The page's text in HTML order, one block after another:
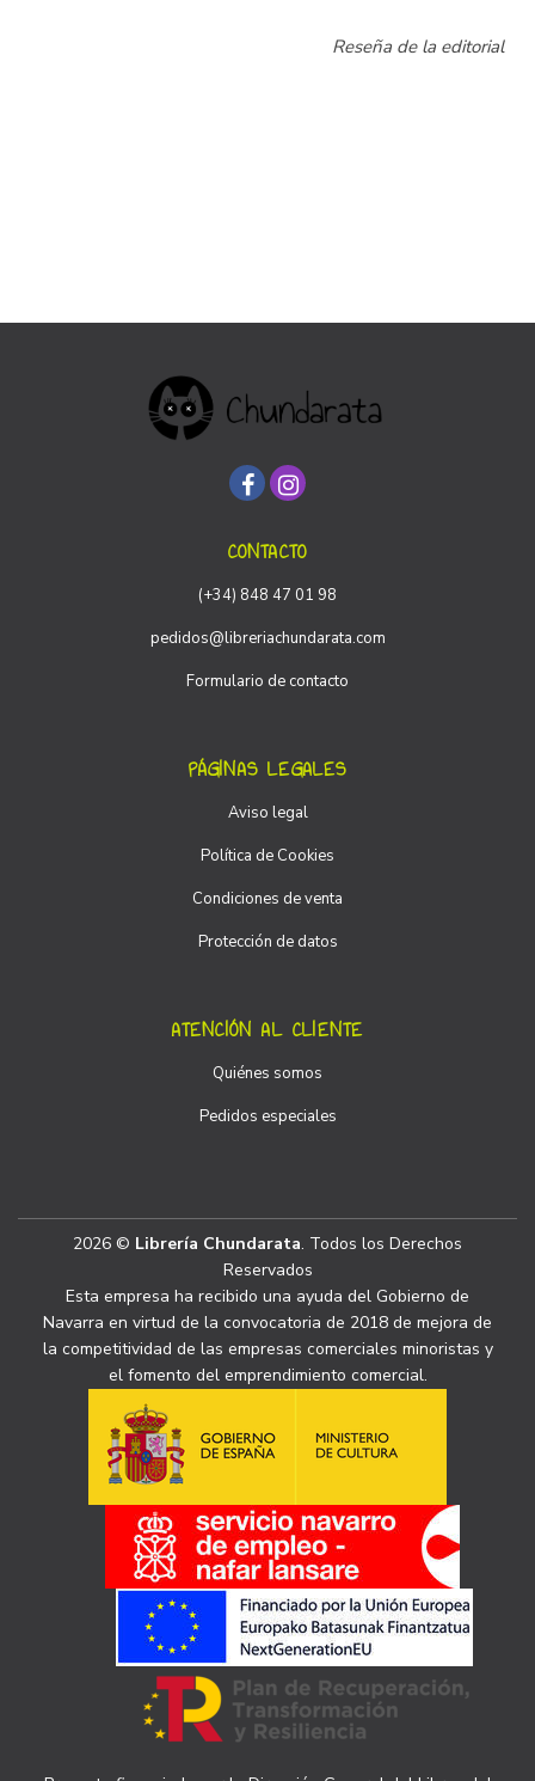
Reseña de la editorial
CONTACTO
(+34) 848 47 01 98
pedidos@libreriachundarata.com
Formulario de contacto
PÁGINAS LEGALES
Aviso legal
Política de Cookies
Condiciones de venta
Protección de datos
ATENCIÓN AL CLIENTE
Quiénes somos
Pedidos especiales
2026 © Librería Chundarata. Todos los Derechos
Reservados
Esta empresa ha recibido una ayuda del Gobierno de
Navarra en virtud de la convocatoria de 2018 de mejora de
la competitividad de las empresas comerciales minoristas y
el fomento del emprendimiento comercial.